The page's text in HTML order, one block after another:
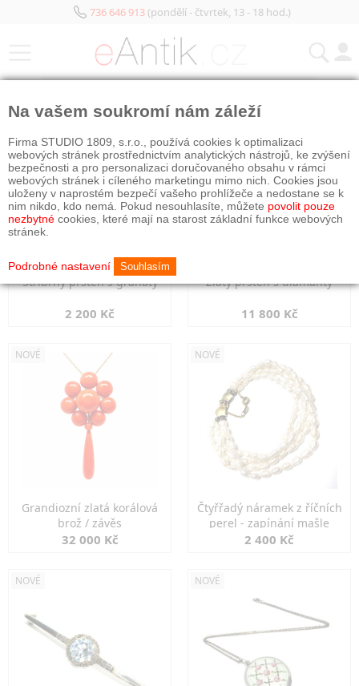
736 646 913(pondělí - čtvrtek, 13 - 18 hod.)
Stříbrný prsten s granáty
2 200 Kč
Zlatý prsten s diamanty
11 800 Kč
NOVÉ
Grandiozní zlatá korálová
brož / závěs
32 000 Kč
NOVÉ
Čtyřřadý náramek z říčních
perel - zapínání mašle
2 400 Kč
NOVÉ NOVÉ
Na vašem soukromí nám záleží
Firma STUDIO 1809, s.r.o., používá cookies k optimalizaci
webových stránek prostřednictvím analytických nástrojů, ke zvýšení
bezpečnosti a pro personalizaci doručovaného obsahu v rámci
webových stránek i cíleného marketingu mimo nich. Cookies jsou
uloženy v naprostém bezpečí vašeho prohlížeče a nedostane se k
nim nikdo, kdo nemá. Pokud nesouhlasíte, můžete povolit pouze
nezbytné cookies, které mají na starost základní funkce webových
stránek.
Podrobné nastavení Souhlasím